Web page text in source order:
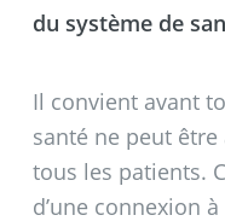
du système de
Il convient avant
santé ne peut
tous les patients.
d’une connexion